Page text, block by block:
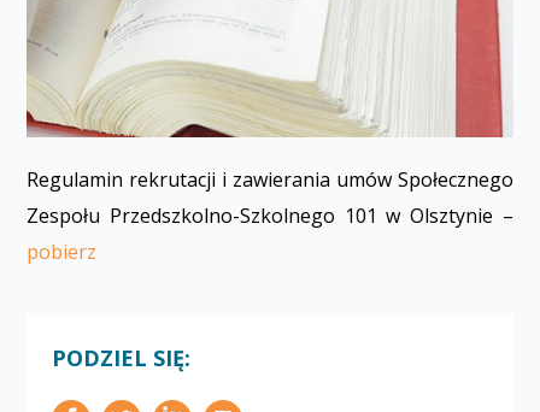
Regulamin rekrutacji i zawierania umów Społecznego
Zespołu Przedszkolno-Szkolnego 101 w Olsztynie –
pobierz
PODZIEL SIĘ: